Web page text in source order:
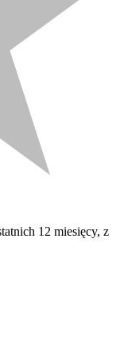
12 miesięcy, z